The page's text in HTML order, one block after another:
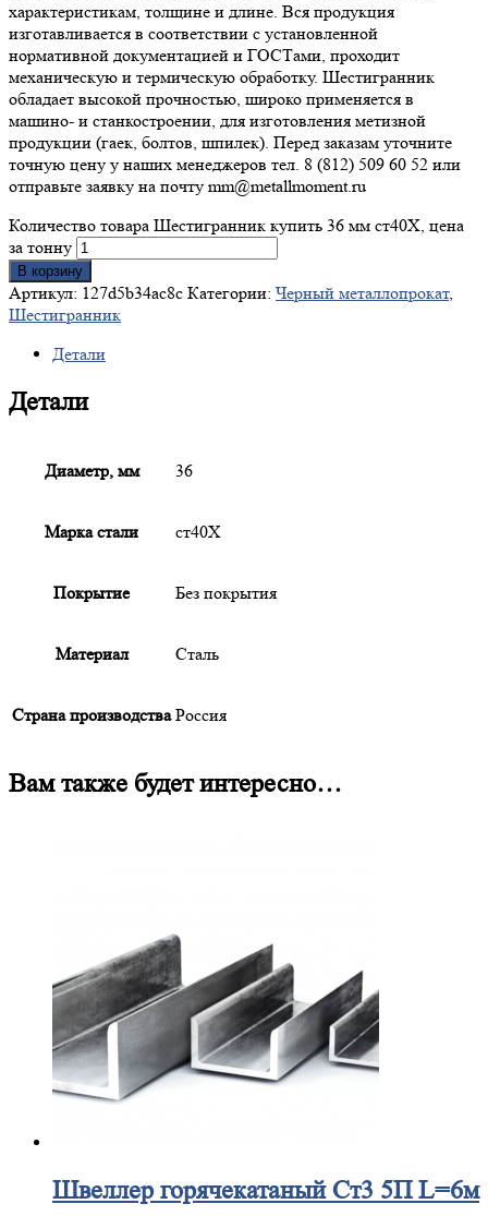
характеристикам, толщине и длине. Вся продукция
изготавливается в соответствии с установленной
нормативной документацией и ГОСТами, проходит
механическую и термическую обработку. Шестигранник
обладает высокой прочностью, широко применяется в
машино- и станкостроении, для изготовления метизной
продукции (гаек, болтов, шпилек). Перед заказам уточните
точную цену у наших менеджеров тел. 8 (812) 509 60 52 или
отправьте заявку на почту mm@metallmoment.ru
Количество товара Шестигранник купить 36 мм ст40Х, цена
за тонну
В корзину
Артикул: 127d5b34ac8c Категории: Черный металлопрокат,
Шестигранник
Детали
Детали
Диаметр, мм 36
Марка стали ст40Х
Покрытие Без покрытия
Материал Сталь
Страна производства Россия
Вам также будет интересно…
Швеллергорячекатаный Ст3 5П L=6м